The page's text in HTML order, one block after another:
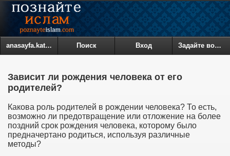
anasayfa.kategoriler Поиск Вход Задайте вопрос
Зависит ли рождения человека от его
родителей?
Какова роль родителей в рождении человека? То есть,
возможно ли предотвращение или отложение на более
поздний срок рождения человека, которому было
предначертано родиться, используя различные
методы?